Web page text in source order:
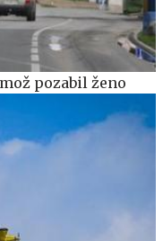
pozabil ženo